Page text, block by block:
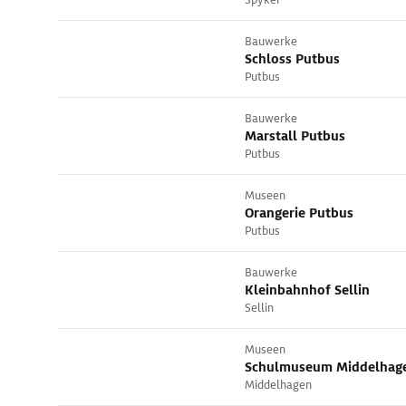
Bauwerke
Schloss Putbus
Putbus
Bauwerke
Marstall Putbus
Putbus
Museen
Orangerie Putbus
Putbus
Bauwerke
Kleinbahnhof Sellin
Sellin
Museen
Schulmuseum
Middelhagen